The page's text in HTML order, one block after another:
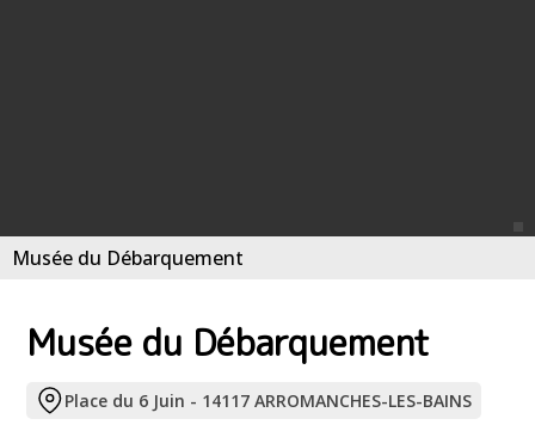
Musée du Débarquement
Musée du Débarquement
Place du 6 Juin - 14117 ARROMANCHES-LES-BAINS